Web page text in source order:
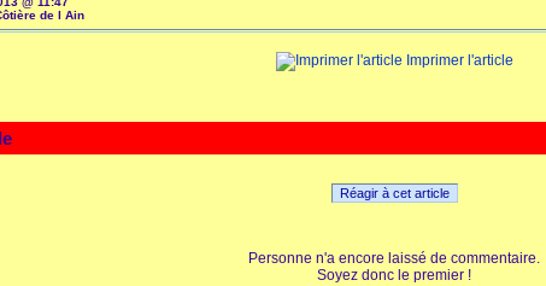
de l Ain
Imprimer l'article
Réagir à cet article
Personne n'a encore laissé de commentaire.
Soyez donc le premier !